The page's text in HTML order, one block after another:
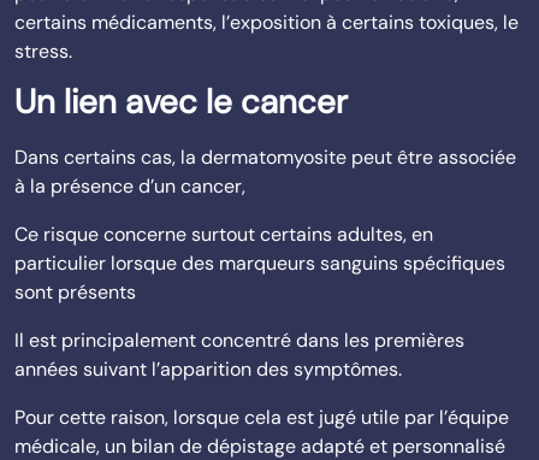
certains médicaments, l’exposition à certains toxiques, le
stress.
Un lien avec le cancer
Dans certains cas, la dermatomyosite peut être associée
à la présence d’un cancer,
Ce risque concerne surtout certains adultes, en
particulier lorsque des marqueurs sanguins spécifiques
sont présents
Il est principalement concentré dans les premières
années suivant l’apparition des symptômes.
Pour cette raison, lorsque cela est jugé utile par l’équipe
médicale, un bilan de dépistage adapté et personnalisé